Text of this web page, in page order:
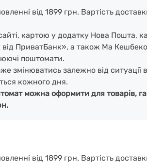
від 1899 грн. Вартість
картою у додатку Нова Пошта,
ПриватБанк», а також Ма
поштомати.
змінюватись залежно від ситуації в
кожного дня.
можна оформити для товарів,
від 1899 грн. Вартість